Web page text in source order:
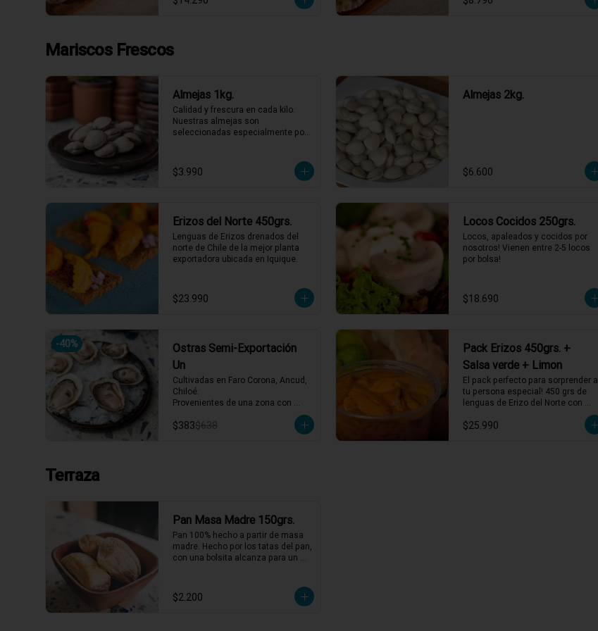
Mariscos Frescos
Almejas 1kg.
Calidad y frescura en cada kilo.
Nuestras almejas son
seleccionadas especialmente por
tus platos favoritos. No necesitas
más para disfrutar de un sabor
$3.990
Almejas 2kg.
$6.600
Erizos del Norte 450grs.
Lenguas de Erizos drenados del
norte de Chile de la mejor planta
exportadora ubicada en Iquique.
$23.990
Locos Cocidos 250grs.
Locos, apaleados y cocidos por
nosotros! Vienen entre 2-5 locos
por bolsa!
$18.690
-40%
Ostras Semi-Exportación
Un
Cultivadas en Faro Corona, Ancud,
Chiloé.
Provenientes de una zona con
afluencia de aguas dulces, lo que
aporta un sabor equilibrado y
$383$638
Pack Erizos 450grs. +
Salsa verde + Limon
El pack perfecto para sorprender a
tu persona especial! 450 grs de
lenguas de Erizo del Norte con
salsa verde y limón de pica, listos
para servir!
$25.990
Terraza
Pan Masa Madre 150grs.
Pan 100% hecho a partir de masa
madre. Hecho por los tatas del pan,
con una bolsita alcanza para un
$2.200